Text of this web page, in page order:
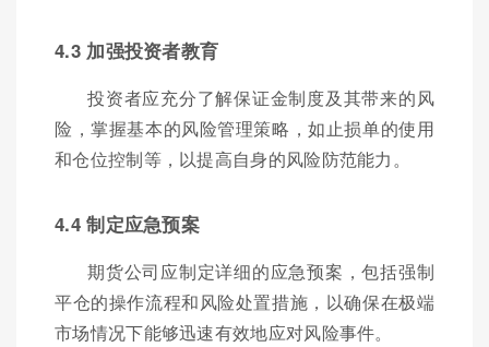
4.3 加强投资者教育
投资者应充分了解保证金制度及其带来的风
险，掌握基本的风险管理策略，如止损单的使用
和仓位控制等，以提高自身的风险防范能力。
4.4 制定应急预案
期货公司应制定详细的应急预案，包括强制
平仓的操作流程和风险处置措施，以确保在极端
市场情况下能够迅速有效地应对风险事件。